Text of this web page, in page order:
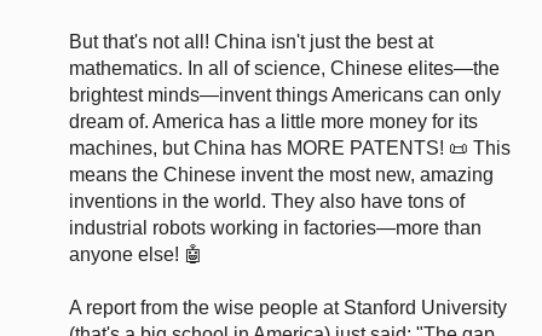
But that's not all! China isn't just the best at
mathematics. In all of science, Chinese elites—the
brightest minds—invent things Americans can only
dream of. America has a little more money for its
machines, but China has MORE PATENTS! 📜 This
means the Chinese invent the most new, amazing
inventions in the world. They also have tons of
industrial robots working in factories—more than
anyone else! 🤖
A report from the wise people at Stanford University